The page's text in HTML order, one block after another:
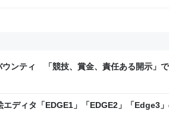
ウンティ 「競技、賞金、責任ある開示」
バテックLAB
ディタ「EDGE1」「EDGE2」「Edge3
カス】 - レバテックLAB